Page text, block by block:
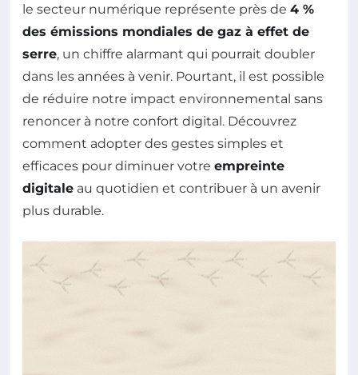
le secteur numérique représente près de 4 %
des émissions mondiales de gaz à effet de
serre, un chiffre alarmant qui pourrait doubler
dans les années à venir. Pourtant, il est possible
de réduire notre impact environnemental sans
renoncer à notre confort digital. Découvrez
comment adopter des gestes simples et
efficaces pour diminuer votre empreinte
digitale au quotidien et contribuer à un avenir
plus durable.